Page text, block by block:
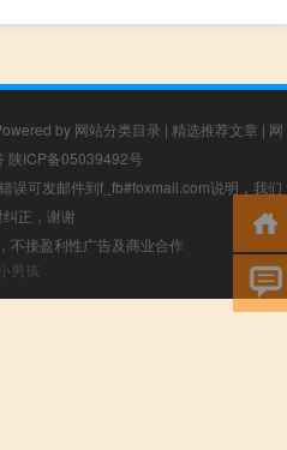
by 网站分类目录 | 精选推荐文章 | 网
陕ICP备05039492号
误可发邮件到f_fb#foxmail.com说明，我们
正，谢谢
不接盈利性广告及商业合作
男孩